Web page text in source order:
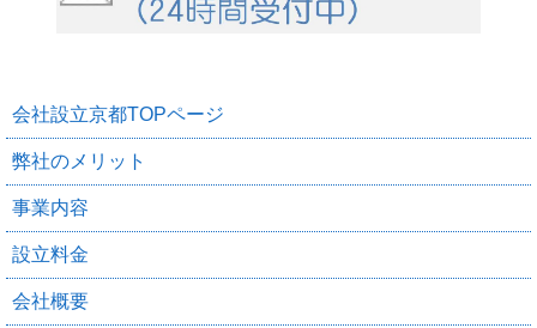
会社設立京都TOPページ
弊社のメリット
事業内容
設立料金
会社概要